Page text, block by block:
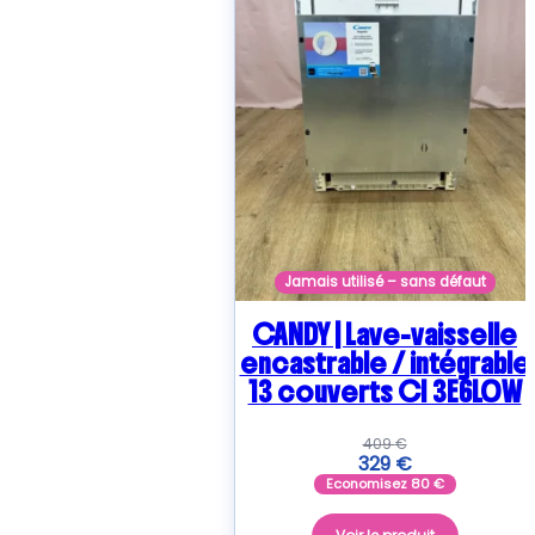
Jamais utilisé – sans défaut
CANDY | Lave-vaisselle
encastrable / intégrable
13 couverts CI 3E6L0W
409€
329 €
Economisez 80€